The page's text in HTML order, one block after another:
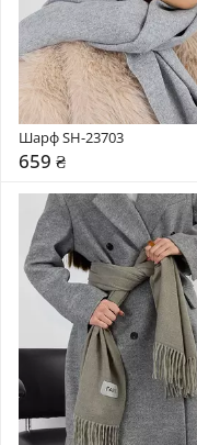
Шарф SH-23703
659 ₴